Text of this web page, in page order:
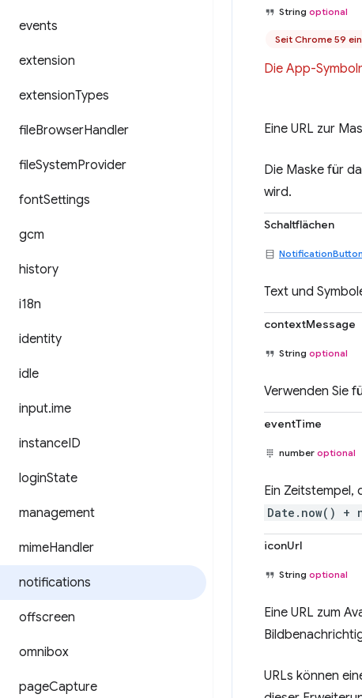
events
extension
extensionTypes
fileBrowserHandler
fileSystemProvider
fontSettings
gcm
history
i18n
identity
idle
input.ime
instanceID
loginState
management
mimeHandler
notifications
offscreen
omnibox
pageCapture
String optional
Seit Chrome 59
Die App-
Eine URL zur
Die Maske für
wird.
Schaltflächen
NotificationButton
Text und
contextMessage
String optional
Verwenden Sie
eventTime
number optional
Ein Zeitstempel,
Date.now() +
iconUrl
String optional
Eine URL zum
URLs können